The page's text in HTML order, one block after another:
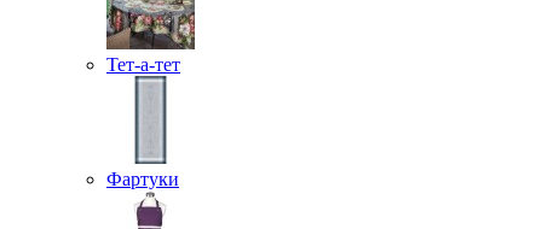
Тет-а-тет
Фартуки